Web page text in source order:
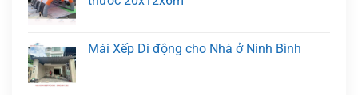
Mái Xếp Di động cho Nhà ở Ninh Bình